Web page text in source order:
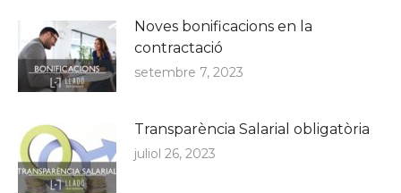
Noves bonificacions en la
contractació
setembre 7, 2023
Transparència Salarial obligatòria
juliol 26, 2023